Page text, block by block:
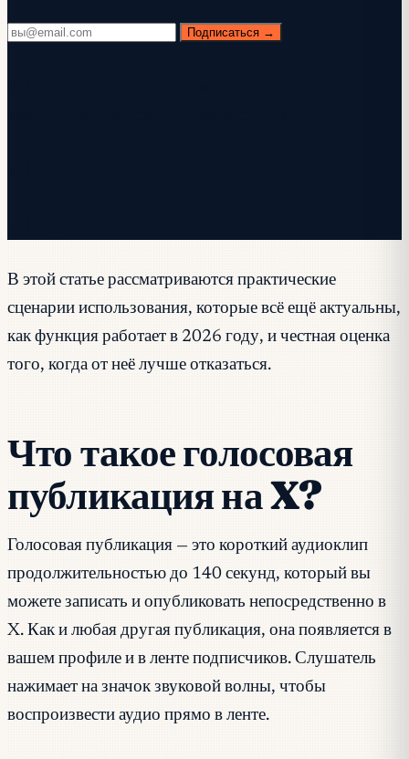
Подписаться →
В этой статье рассматриваются практические
сценарии использования, которые всё ещё актуальны,
как функция работает в 2026 году, и честная оценка
того, когда от неё лучше отказаться.
Что такое голосовая
публикация на X?
Голосовая публикация — это короткий аудиоклип
продолжительностью до 140 секунд, который вы
можете записать и опубликовать непосредственно в
X. Как и любая другая публикация, она появляется в
вашем профиле и в ленте подписчиков. Слушатель
нажимает на значок звуковой волны, чтобы
воспроизвести аудио прямо в ленте.